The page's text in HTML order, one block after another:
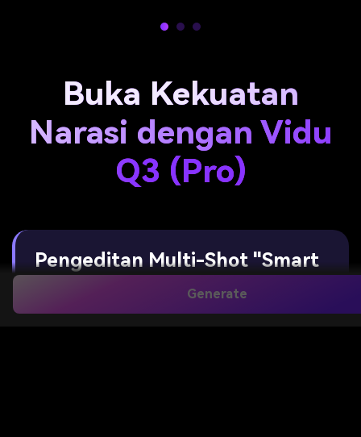
Generate
Buka Kekuatan
Narasi dengan Vidu
Q3 (Pro)
Pengeditan Multi-Shot "Smart
Cuts".
Lupakan batasan single-take. Vidu Q3